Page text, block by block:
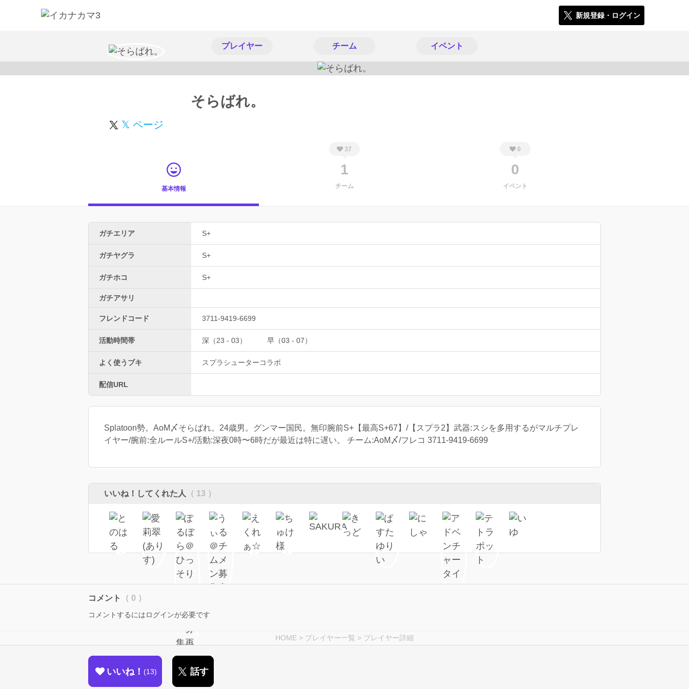
新規登録・ログイン
プレイヤー チーム イベント
そらばれ。
𝕏 ページ
基本情報
37
1
チーム
0
0
イベント
ガチエリア S+
ガチヤグラ S+
ガチホコ S+
ガチアサリ
フレンドコード 3711-9419-6699
活動時間帯 深（23 - 03） 早（03 - 07）
よく使うブキ スプラシューターコラボ
配信URL
Splatoon勢。AoM〆そらばれ。24歳男。グンマー国民。無印腕前S+【最高S+67】/【スプラ2】武器:スシを多用するがマルチプレ
イヤー/腕前:全ルールS+/活動:深夜0時〜6時だが最近は特に遅い。 チーム:AoM〆/フレコ 3711-9419-6699
いいね！してくれた人 （ 13 ）
コメント （ 0 ）
コメントするにはログインが必要です
HOME > プレイヤー一覧 > プレイヤー詳細
いいね！ 13 話す